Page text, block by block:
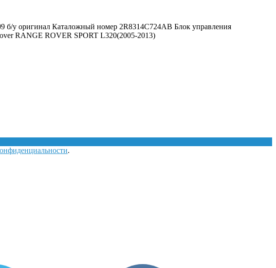
б/у оригинал Каталожный номер 2R8314C724AB Блок управления
RANGE ROVER SPORT L320(2005-2013)
.